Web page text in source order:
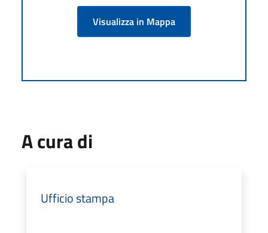
Visualizza in Mappa
A cura di
Ufficio stampa